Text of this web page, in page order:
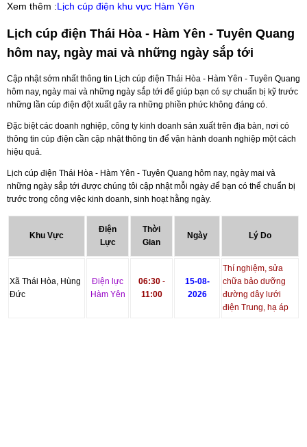
Xem thêm :Lịch cúp điện khu vực Hàm Yên
Lịch cúp điện Thái Hòa - Hàm Yên - Tuyên Quang
hôm nay, ngày mai và những ngày sắp tới
Cập nhật sớm nhất thông tin Lịch cúp điện Thái Hòa - Hàm Yên - Tuyên Quang
hôm nay, ngày mai và những ngày sắp tới để giúp bạn có sự chuẩn bị kỹ trước
những lần cúp điện đột xuất gây ra những phiền phức không đáng có.
Đặc biệt các doanh nghiệp, công ty kinh doanh sản xuất trên địa bàn, nơi có
thông tin cúp điện cần cập nhật thông tin để vận hành doanh nghiệp một cách
hiệu quả.
Lịch cúp điện Thái Hòa - Hàm Yên - Tuyên Quang hôm nay, ngày mai và
những ngày sắp tới được chúng tôi cập nhật mỗi ngày để bạn có thể chuẩn bị
trước trong công việc kinh doanh, sinh hoạt hằng ngày.
Khu Vực
Điện
Lực
Thời
Gian
Ngày Lý Do
Xã Thái Hòa, Hùng
Đức
Điện lực
Hàm Yên
06:30-
11:00
15-08-
2026
Thí nghiệm, sửa
chữa bảo dưỡng
đường dây lưới
điện Trung, hạ áp